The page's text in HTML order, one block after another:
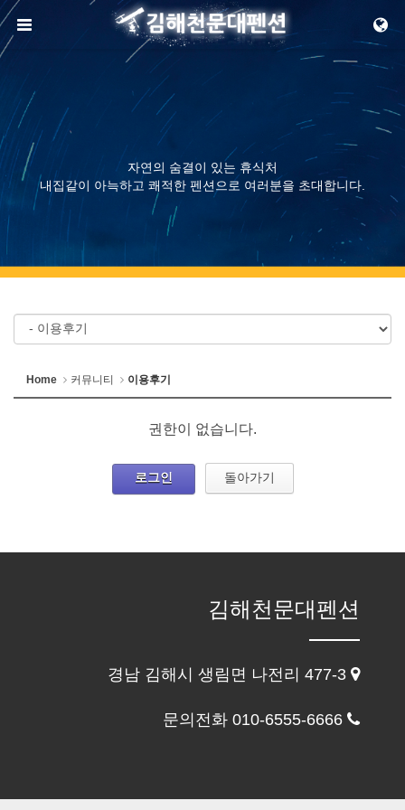
메뉴 건너뛰기
자연의 숨결이 있는 휴식처
내집같이 아늑하고 쾌적한 펜션으로 여러분을 초대합니다.
Home 커뮤니티 이용후기
권한이 없습니다.
로그인 돌아가기
김해천문대펜션
경남 김해시 생림면 나전리 477-3
문의전화 010-6555-6666